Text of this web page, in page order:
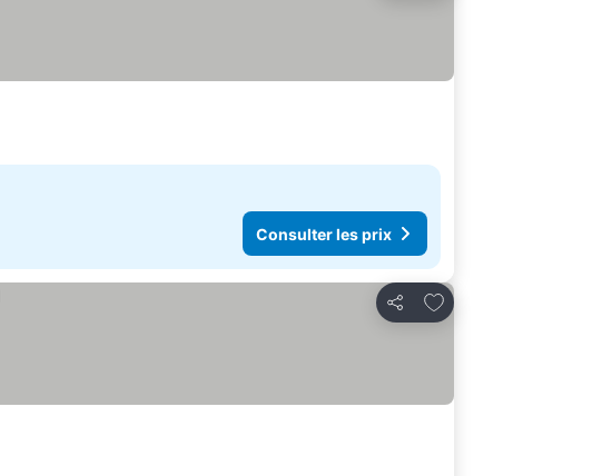
Consulter les prix
Partager
Ajouter à mes favoris